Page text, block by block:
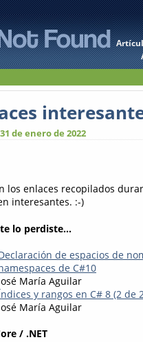
de enero de 2022
los enlaces recopilados
interesantes. :-)
lo perdiste...
de espacios de
de C#10
María Aguilar
y rangos en C# 8 (2 de
María Aguilar
/ .NET